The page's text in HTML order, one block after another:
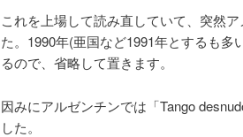
これを上場して読み直していて、突然
た。1990年(亜国など1991年とするも
るので、省略して置きます。
因みにアルゼンチンでは「Tango
した。